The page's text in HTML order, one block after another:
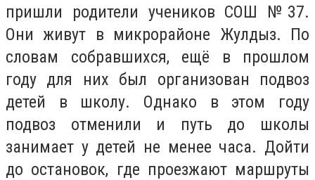
пришли родители учеников СОШ №37.
Они живут в микрорайоне Жулдыз. По
словам собравшихся, ещё в прошлом
году для них был организован подвоз
детей в школу. Однако в этом году
подвоз отменили и путь до школы
занимает у детей не менее часа. Дойти
до остановок, где проезжают маршруты